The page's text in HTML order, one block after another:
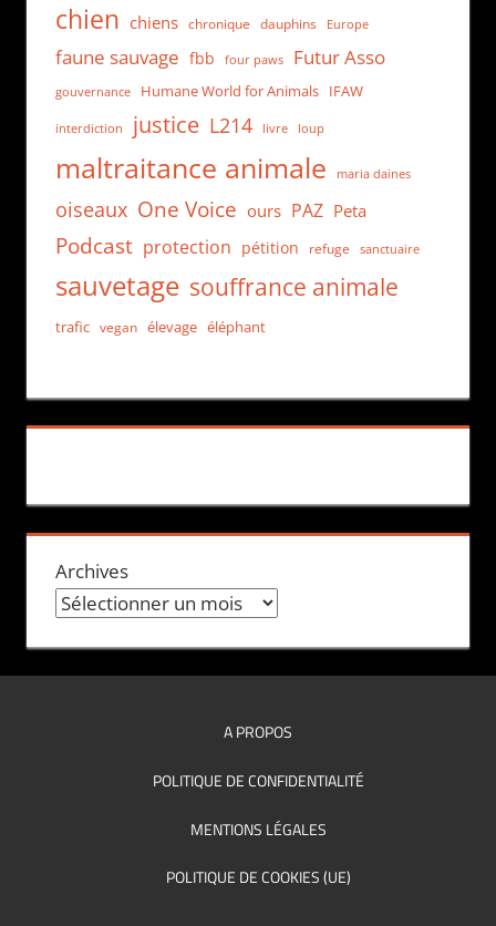
chien chiens chronique dauphins Europe
faune sauvage fbb four paws Futur Asso
gouvernance Humane World for Animals IFAW
interdiction justice L214 livre loup
maltraitance animale maria daines
oiseaux One Voice ours PAZ Peta
Podcast protection pétition refuge sanctuaire
sauvetage souffrance animale
trafic vegan élevage éléphant
Archives
A PROPOS
POLITIQUE DE CONFIDENTIALITÉ
MENTIONS LÉGALES
POLITIQUE DE COOKIES (UE)